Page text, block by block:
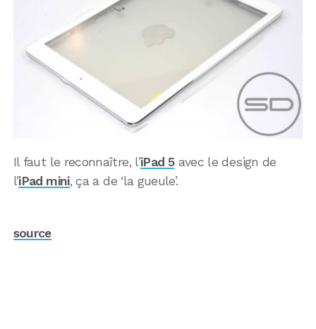
Il faut le reconnaître, l’iPad 5avec le design de
l’iPad mini, ça a de ‘la gueule’.
source